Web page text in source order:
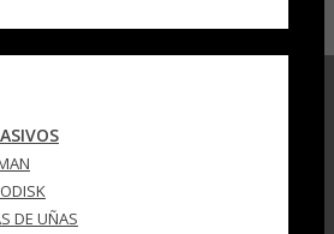
DE UÑAS